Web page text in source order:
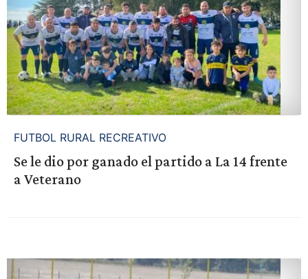
FUTBOL RURAL RECREATIVO
Se le dio por ganado el partido a La 14 frente
a Veterano